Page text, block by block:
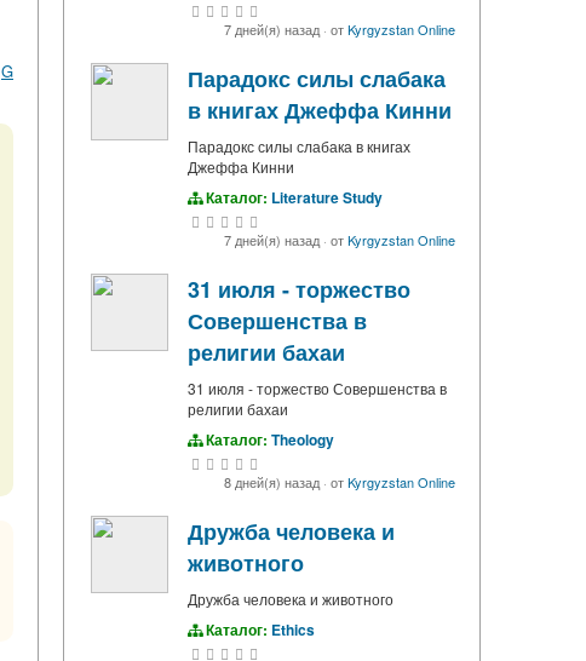
G
7 дней(я) назад· отKyrgyzstan Online
Парадокс силы слабака
в книгах Джеффа Кинни
Парадокс силы слабака в книгах
Джеффа Кинни
Каталог: Literature Study
7 дней(я) назад· отKyrgyzstan Online
31 июля - торжество
Совершенства в
религии бахаи
31 июля - торжество Совершенства в
религии бахаи
Каталог: Theology
8 дней(я) назад· отKyrgyzstan Online
Дружба человека и
животного
Дружба человека и животного
Каталог: Ethics